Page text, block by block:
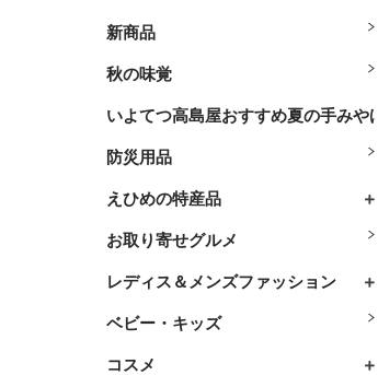
新商品
秋の味覚
いよてつ高島屋おすすめ夏の手みやげ
防災用品
えひめの特産品
お取り寄せグルメ
レディス＆メンズファッション
ベビー・キッズ
コスメ